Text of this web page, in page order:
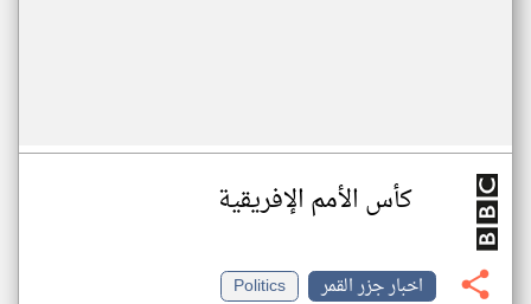
كأس الأمم الإفريقية
اخبار جزر القمر
Politics